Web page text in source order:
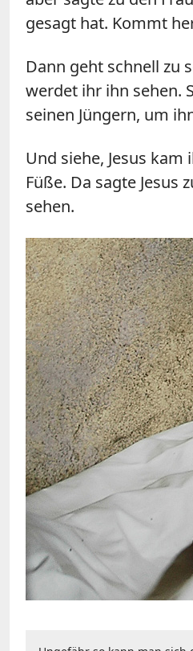
gesagt hat. Kommt
Dann geht schnell zu
werdet ihr ihn sehen.
seinen Jüngern, um
Und siehe, Jesus
Füße. Da sagte
sehen.